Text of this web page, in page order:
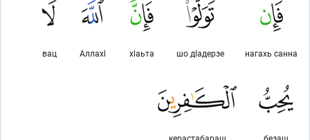
нагахь санна
шо дlадерзе
хlаьта
Аллахl
вац